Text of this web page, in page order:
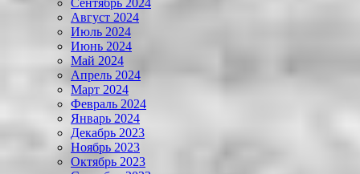
Август 2024
Июль 2024
Июнь 2024
Май 2024
Апрель 2024
Март 2024
Февраль 2024
Январь 2024
Декабрь 2023
Ноябрь 2023
Октябрь 2023